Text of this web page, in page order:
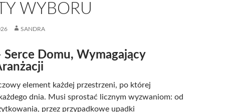
WYBORU
SANDRA
Serce Domu, Wymagający
element każdej przestrzeni, po której
dnia. Musi sprostać licznym wyzwaniom: od
przez przypadkowe upadki